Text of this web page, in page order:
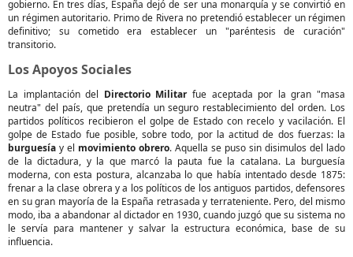
gobierno. En tres días, España dejó de ser una monarquía y se convirtió en
un régimen autoritario. Primo de Rivera no pretendió establecer un régimen
definitivo; su cometido era establecer un "paréntesis de curación"
transitorio.
Los Apoyos Sociales
La implantación del Directorio Militarfue aceptada por la gran "masa
neutra" del país, que pretendía un seguro restablecimiento del orden. Los
partidos políticos recibieron el golpe de Estado con recelo y vacilación. El
golpe de Estado fue posible, sobre todo, por la actitud de dos fuerzas: la
burguesía y el movimiento obrero. Aquella se puso sin disimulos del lado
de la dictadura, y la que marcó la pauta fue la catalana. La burguesía
moderna, con esta postura, alcanzaba lo que había intentado desde 1875:
frenar a la clase obrera y a los políticos de los antiguos partidos, defensores
en su gran mayoría de la España retrasada y terrateniente. Pero, del mismo
modo, iba a abandonar al dictador en 1930, cuando juzgó que su sistema no
le servía para mantener y salvar la estructura económica, base de su
influencia.